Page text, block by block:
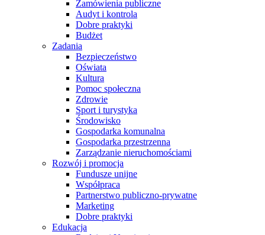
Zamówienia publiczne
Audyt i kontrola
Dobre praktyki
Budżet
Zadania
Bezpieczeństwo
Oświata
Kultura
Pomoc społeczna
Zdrowie
Sport i turystyka
Środowisko
Gospodarka komunalna
Gospodarka przestrzenna
Zarządzanie nieruchomościami
Rozwój i promocja
Fundusze unijne
Współpraca
Partnerstwo publiczno-prywatne
Marketing
Dobre praktyki
Edukacja